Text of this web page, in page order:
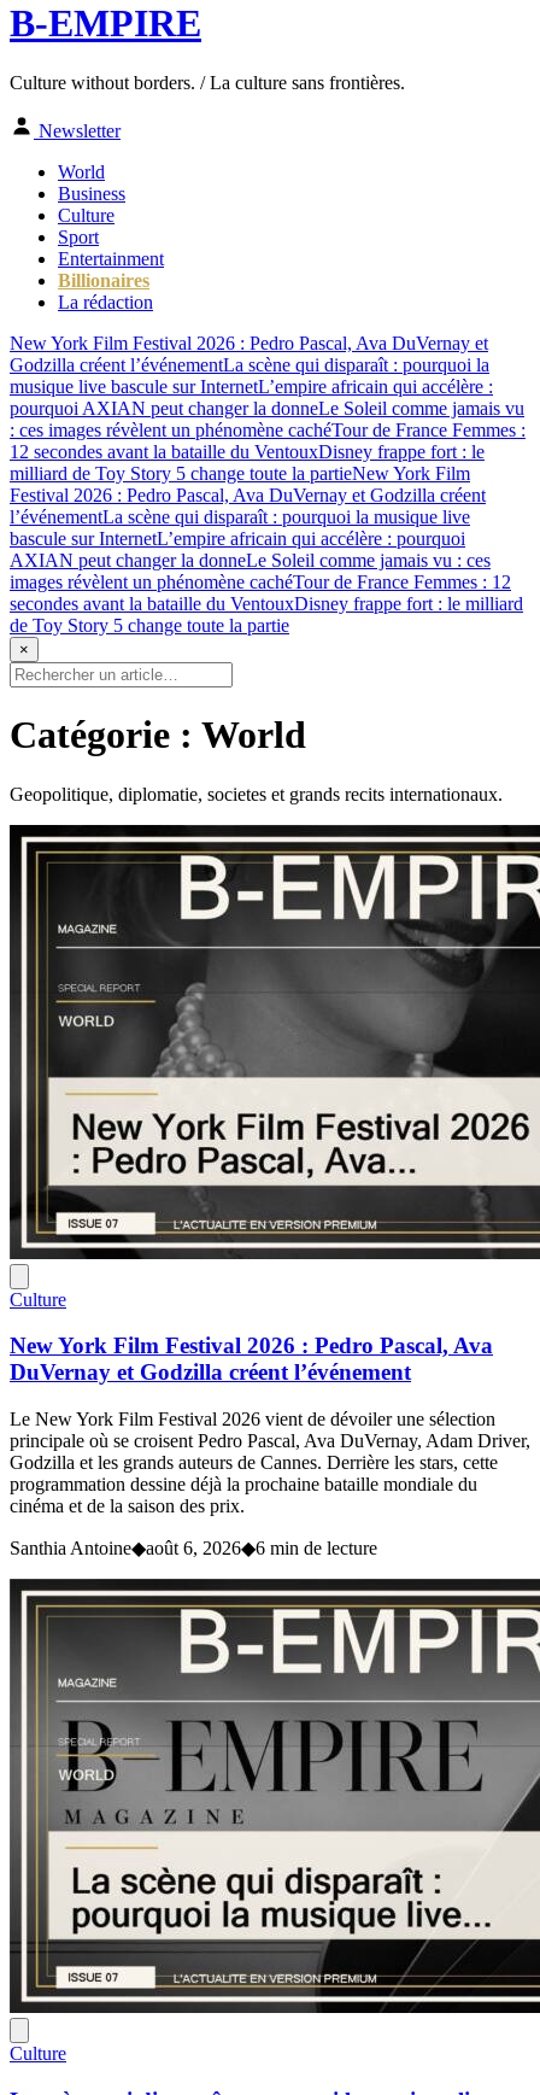
B-EMPIRE
Culture without borders. / La culture sans frontières.
Newsletter
World
Business
Culture
Sport
Entertainment
Billionaires
La rédaction
New York Film Festival 2026 : Pedro Pascal, Ava DuVernay et
Godzilla créent l’événementLa scène qui disparaît : pourquoi la
musique live bascule sur InternetL’empire africain qui accélère :
pourquoi AXIAN peut changer la donneLe Soleil comme jamais vu
: ces images révèlent un phénomène cachéTour de France Femmes :
12 secondes avant la bataille du VentouxDisney frappe fort : le
milliard de Toy Story 5 change toute la partieNew York Film
Festival 2026 : Pedro Pascal, Ava DuVernay et Godzilla créent
l’événementLa scène qui disparaît : pourquoi la musique live
bascule sur InternetL’empire africain qui accélère : pourquoi
AXIAN peut changer la donneLe Soleil comme jamais vu : ces
images révèlent un phénomène cachéTour de France Femmes : 12
secondes avant la bataille du VentouxDisney frappe fort : le milliard
de Toy Story 5 change toute la partie
×
Catégorie : World
Geopolitique, diplomatie, societes et grands recits internationaux.
Culture
New York Film Festival 2026 : Pedro Pascal, Ava
DuVernay et Godzilla créent l’événement
Le New York Film Festival 2026 vient de dévoiler une sélection
principale où se croisent Pedro Pascal, Ava DuVernay, Adam Driver,
Godzilla et les grands auteurs de Cannes. Derrière les stars, cette
programmation dessine déjà la prochaine bataille mondiale du
cinéma et de la saison des prix.
Santhia Antoine◆août 6, 2026◆6 min de lecture
Culture